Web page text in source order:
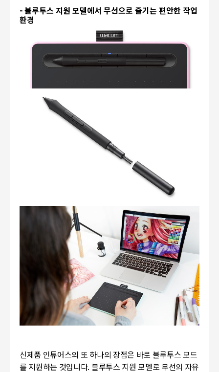
- 블루투스 지원 모델에서 무선으로 즐기는 편안한 작업
환경
신제품 인튜어스의 또 하나의 장점은 바로 블루투스 모드
를 지원하는 것입니다. 블루투스 지원 모델로 무선의 자유